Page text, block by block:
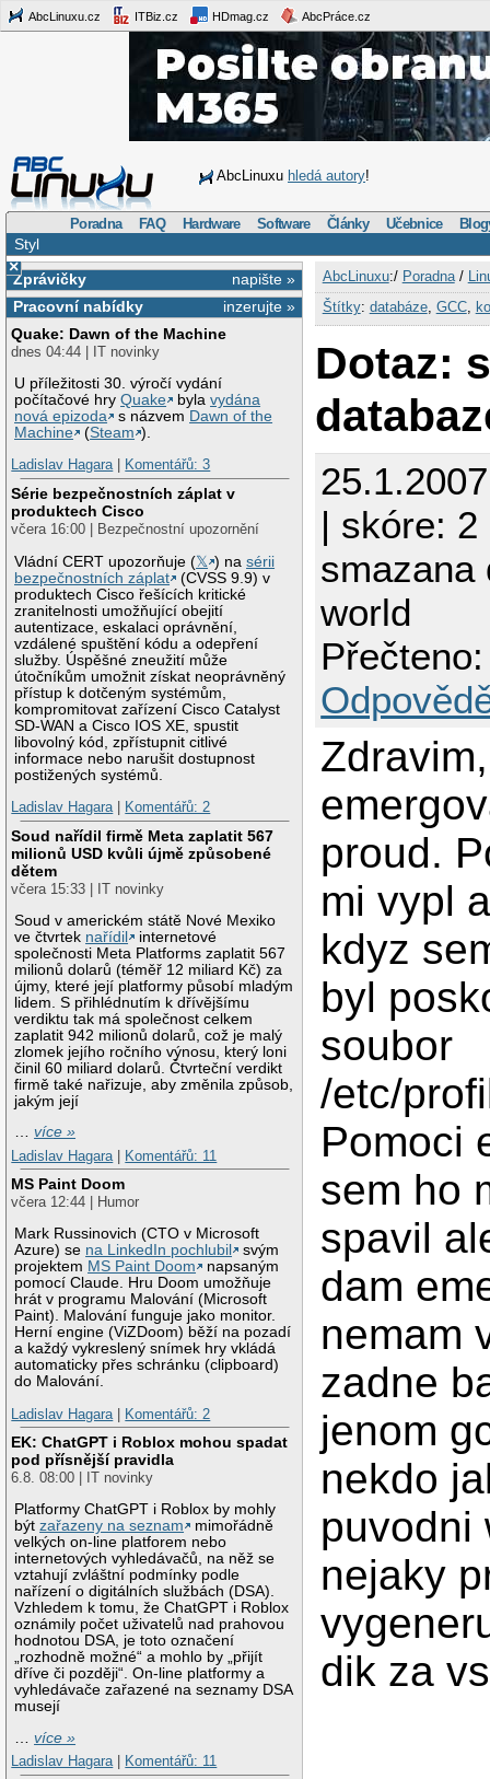
AbcLinuxu.cz ITBiz.cz HDmag.cz AbcPráce.cz
AbcLinuxu hledá autory!
Poradna FAQ Hardware Software Články Učebnice
Styl
×
napište »
Zprávičky
inzerujte »
Pracovní nabídky
Quake: Dawn of the Machine
dnes 04:44 | IT novinky
U příležitosti 30. výročí vydání
počítačové hryQuake bylavydána
nová epizoda
s názvem Dawn of the
Machine
(Steam ).
Ladislav Hagara| Komentářů: 3
Série bezpečnostních záplat v
produktech Cisco
včera 16:00 | Bezpečnostní upozornění
Vládní CERT upozorňuje (𝕏 ) nasérii
bezpečnostních záplat
(CVSS 9.9) v
produktech Cisco řešících kritické
zranitelnosti umožňující obejití
autentizace, eskalaci oprávnění,
vzdálené spuštění kódu a odepření
služby. Úspěšné zneužití může
útočníkům umožnit získat neoprávněný
přístup k dotčeným systémům,
kompromitovat zařízení Cisco Catalyst
SD-WAN a Cisco IOS XE, spustit
libovolný kód, zpřístupnit citlivé
informace nebo narušit dostupnost
postižených systémů.
Ladislav Hagara| Komentářů: 2
Soud nařídil firmě Meta zaplatit 567
milionů USD kvůli újmě způsobené
dětem
včera 15:33 | IT novinky
Soud v americkém státě Nové Mexiko
ve čtvrtek nařídil
internetové
společnosti Meta Platforms zaplatit 567
milionů dolarů (téměř 12 miliard Kč) za
újmy, které její platformy působí mladým
lidem. S přihlédnutím k dřívějšímu
verdiktu tak má společnost celkem
zaplatit 942 milionů dolarů, což je malý
zlomek jejího ročního výnosu, který loni
činil 60 miliard dolarů. Čtvrteční verdikt
firmě také nařizuje, aby změnila způsob,
jakým její
…více »
Ladislav Hagara
Komentářů: 11
MS Paint Doom
včera 12:44 | Humor
Mark Russinovich (CTO v Microsoft
Azure) se na LinkedIn pochlubil
svým
projektem MS Paint Doom
napsaným
pomocí Claude. Hru Doom umožňuje
hrát v programu Malování (Microsoft
Paint). Malování funguje jako monitor.
Herní engine (ViZDoom) běží na pozadí
a každý vykreslený snímek hry vkládá
automaticky přes schránku (clipboard)
do Malování.
Ladislav Hagara
Komentářů: 2
EK: ChatGPT i Roblox mohou spadat
pod přísnější pravidla
6.8. 08:00 | IT novinky
Platformy ChatGPT i Roblox by mohly
býtzařazeny na seznam
mimořádně
velkých on-line platforem nebo
internetových vyhledávačů, na něž se
vztahují zvláštní podmínky podle
nařízení o digitálních službách (DSA).
Vzhledem k tomu, že ChatGPT i Roblox
oznámily počet uživatelů nad prahovou
hodnotou DSA, je toto označení
„rozhodně možné“ a mohlo by „přijít
dříve či později“. On-line platformy a
vyhledávače zařazené na seznamy DSA
musejí
…více »
Ladislav Hagara| Komentářů: 11
AbcLinuxu:/ Poradna/
Štítky: databáze, GCC,
Dotaz:
| skóre: 2
smazana
world
proud.
mi vypl
kdyz
byl
soubor
/etc/
Pomoci
sem ho
spavil
dam
nemam
zadne
jenom
nekdo
puvodni
nejaky
dik za